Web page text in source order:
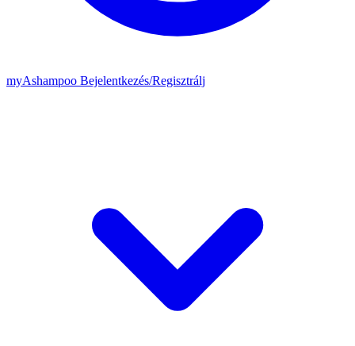
myAshampoo Bejelentkezés/Regisztrálj